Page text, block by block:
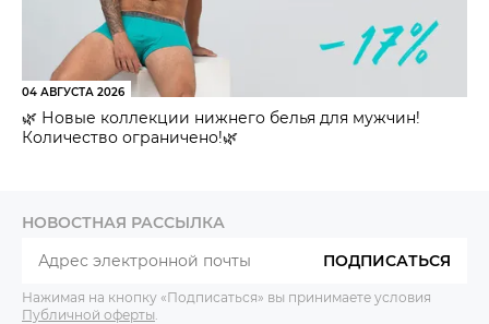
04 АВГУСТА 2026
🌿 Новые коллекции нижнего белья для мужчин!
Количество ограничено!🌿
НОВОСТНАЯ РАССЫЛКА
ПОДПИСАТЬСЯ
Нажимая на кнопку «Подписаться» вы принимаете условия
Публичной оферты